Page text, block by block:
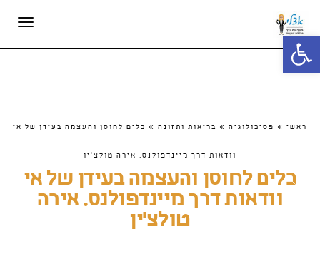
פתח סרגל נגישות
ראשי » פסיכולוגיה » בריאות ותזונה » כלים לחוסן והעצמה בעידן של אי
וודאות דרך מיינדפולנס. אירה טולצ'ין
כלים לחוסן והעצמה בעידן של אי
וודאות דרך מיינדפולנס. אירה
טולצ'ין